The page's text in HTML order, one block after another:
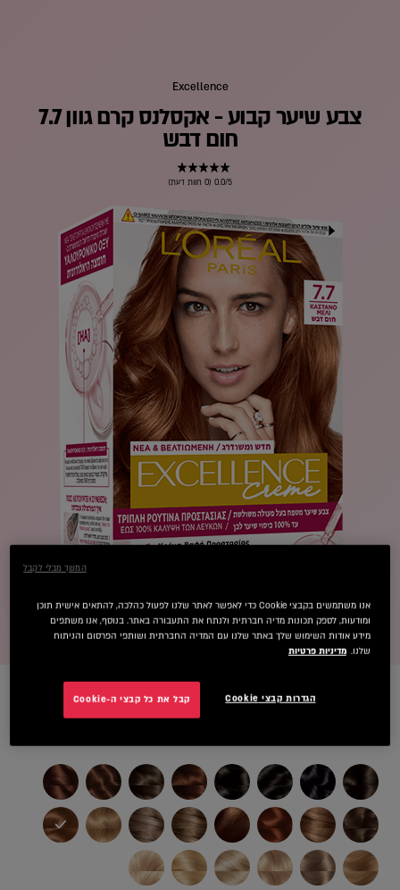
Excellence
צבע שיער קבוע - אקסלנס קרם גוון 7.7
חום דבש
0.0/5 (0 חוות דעת)
אנו משתמשים בקבצי Cookie כדי לאפשר לאתר שלנו לפעול כהלכה, להתאים אישית תוכן
ומודעות, לספק תכונות מדיה חברתית ולנתח את התעבורה באתר. בנוסף, אנו משתפים
מידע אודות השימוש שלך באתר שלנו עם המדיה החברתית ושותפי הפרסום והניתוח
שלנו. מדיניות פרטיות
הגדרות קבצי Cookie קבל את כל קבצי ה-Cookie
המשך מבלי לקבל